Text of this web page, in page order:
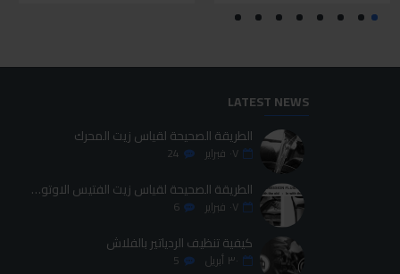
LATEST NEWS
الطريقة الصحيحة لقياس زيت المحرك
٠٧ فبراير 24
الطريقة الصحيحة لقياس زيت الفتيس الاوتوماتيك
٠٧ فبراير 6
كيفية تنظيف الردياتير بالفلاش
٣٠ أبريل 5